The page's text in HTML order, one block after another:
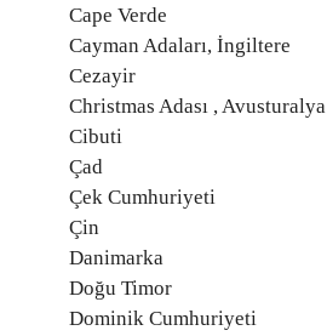
Cape Verde
Cayman Adaları, İngiltere
Cezayir
Christmas Adası , Avusturalya
Cibuti
Çad
Çek Cumhuriyeti
Çin
Danimarka
Doğu Timor
Dominik Cumhuriyeti